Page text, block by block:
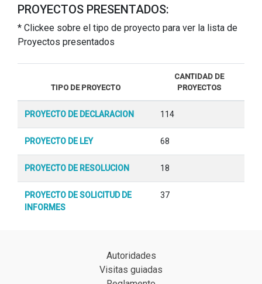
PROYECTOS PRESENTADOS:
* Clickee sobre el tipo de proyecto para ver la lista de
Proyectos presentados
TIPO DE PROYECTO
CANTIDAD DE
PROYECTOS
PROYECTO DE DECLARACION 114
PROYECTO DE LEY 68
PROYECTO DE RESOLUCION 18
PROYECTO DE SOLICITUD DE
INFORMES
37
Autoridades
Visitas guiadas